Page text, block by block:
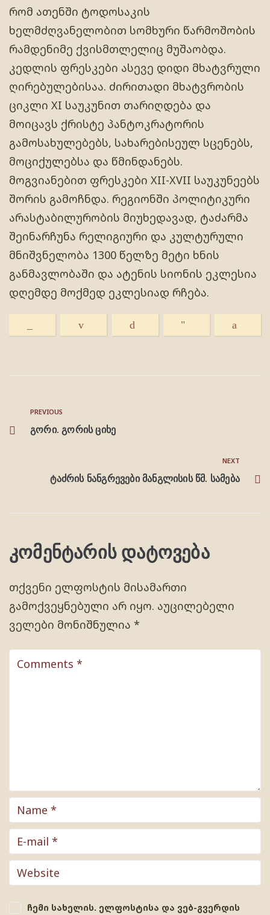
რომ ათენში ტოდოსაკის
ხელმძღვანელობით სომხური წარმოშობის
რამდენიმე ქვისმთლელიც მუშაობდა.
კედლის ფრესკები ასევე დიდი მხატვრული
ღირებულებისაა. ძირითადი მხატვრობის
ციკლი XI საუკუნით თარიღდება და
მოიცავს ქრისტე პანტოკრატორის
გამოსახულებებს, სახარებისეულ სცენებს,
მოციქულებსა და წმინდანებს.
მოგვიანებით ფრესკები XII-XVII საუკუნეებს
შორის გამოჩნდა. რეგიონში პოლიტიკური
არასტაბილურობის მიუხედავად, ტაძარმა
შეინარჩუნა რელიგიური და კულტურული
მნიშვნელობა 1300 წელზე მეტი ხნის
განმავლობაში და ატენის სიონის ეკლესია
დღემდე მოქმედ ეკლესიად რჩება.
PREVIOUS
გორი. გორის ციხე
NEXT
ტაძრის ნანგრევები მანგლისის წმ. სამება
კომენტარის დატოვება
თქვენი ელფოსტის მისამართი
გამოქვეყნებული არ იყო. აუცილებელი
ველები მონიშნულია *
ჩემი სახელის. ელფოსტისა და ვებ-გვერდის